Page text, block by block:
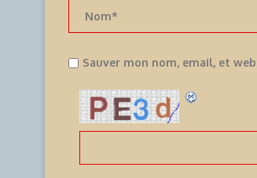
Sauver mon nom, email, et